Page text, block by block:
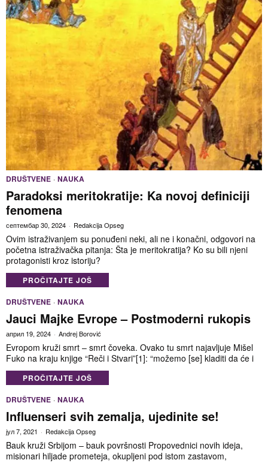
DRUŠTVENE · NAUKA
Paradoksi meritokratije: Ka novoj definiciji
fenomena
септембар 30, 2024 Redakcija Opseg
Ovim istraživanjem su ponuđeni neki, ali ne i konačni, odgovori na
početna istraživačka pitanja: Šta je meritokratija? Ko su bili njeni
protagonisti kroz istoriju?
PROČITAJTE JOŠ
DRUŠTVENE · NAUKA
Jauci Majke Evrope – Postmoderni rukopis
април 19, 2024 Andrej Borović
Evropom kruži smrt – smrt čoveka. Ovako tu smrt najavljuje Mišel
Fuko na kraju knjige “Reči i Stvari”[1]: “možemo [se] kladiti da će i
PROČITAJTE JOŠ
DRUŠTVENE · NAUKA
Influenseri svih zemalja, ujedinite se!
јул 7, 2021 Redakcija Opseg
Bauk kruži Srbijom – bauk površnosti Propovednici novih ideja,
misionari hiljade prometeja, okupljeni pod istom zastavom,